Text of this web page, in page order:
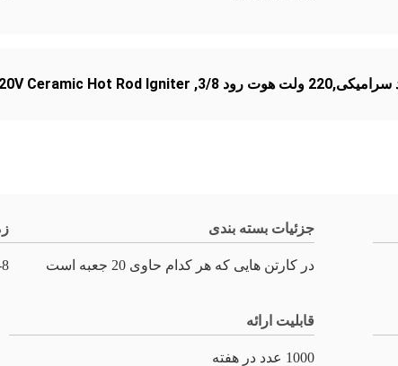
,
Ceramic Hot Rod Igniter
جزئیات بسته بندی
در کارتن هایی که هر کدام حاوی 20 جعبه است 5-8
قابلیت ارائه
1000 عدد در هفته